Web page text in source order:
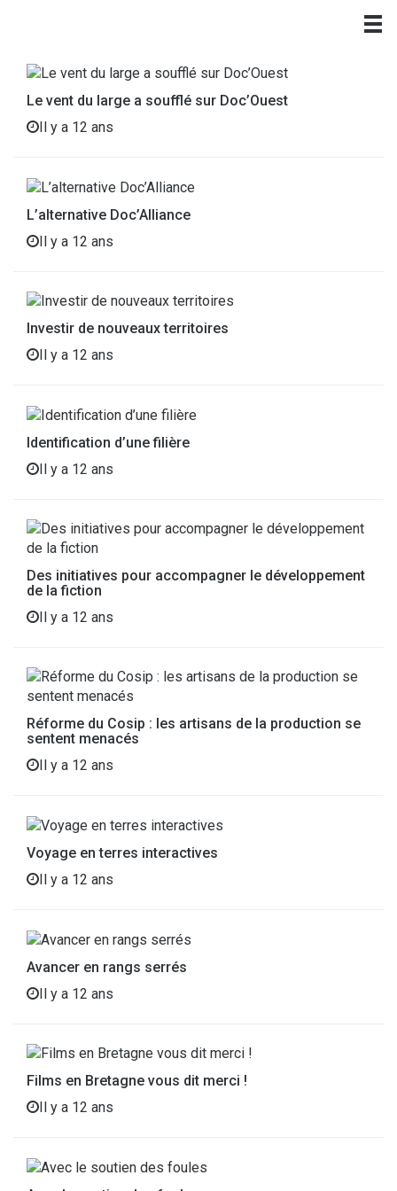
Le vent du large a soufflé sur Doc’Ouest
Il y a 12 ans
L’alternative Doc’Alliance
Il y a 12 ans
Investir de nouveaux territoires
Il y a 12 ans
Identification d’une filière
Il y a 12 ans
Des initiatives pour accompagner le développement
de la fiction
Il y a 12 ans
Réforme du Cosip : les artisans de la production se
sentent menacés
Il y a 12 ans
Voyage en terres interactives
Il y a 12 ans
Avancer en rangs serrés
Il y a 12 ans
Films en Bretagne vous dit merci !
Il y a 12 ans